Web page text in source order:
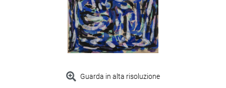
Guarda in alta risoluzione